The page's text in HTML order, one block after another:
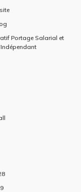
Portage Salarial et